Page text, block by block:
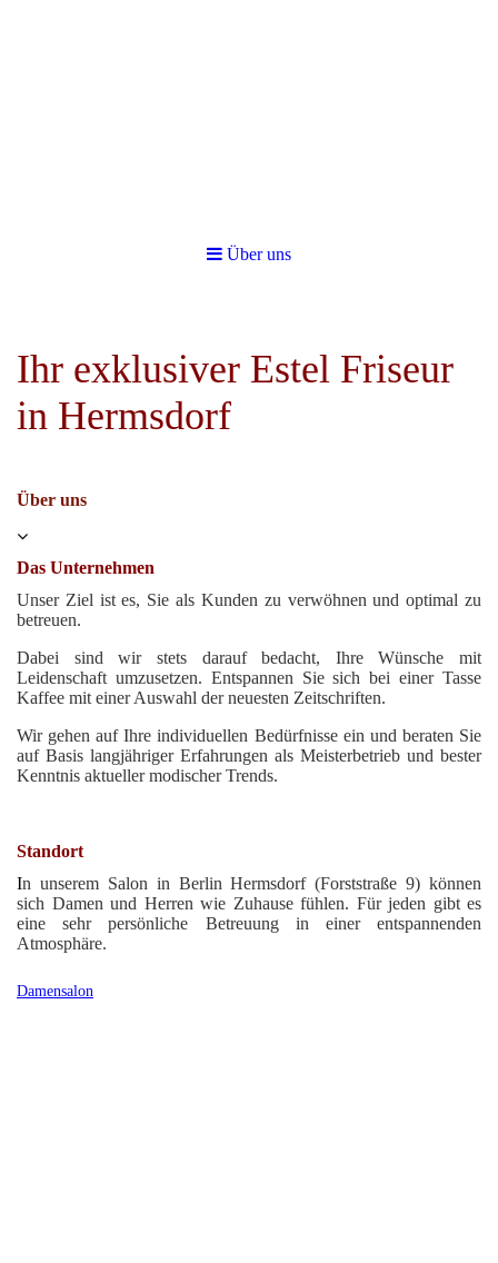
Über uns
Ihr exklusiver Estel Friseur
in Hermsdorf
Über uns
Das Unternehmen
Unser Ziel ist es, Sie als Kunden zu verwöhnen und optimal zu
betreuen.
Dabei sind wir stets darauf bedacht, Ihre Wünsche mit
Leidenschaft umzusetzen. Entspannen Sie sich bei einer Tasse
Kaffee mit einer Auswahl der neuesten Zeitschriften.
Wir gehen auf Ihre individuellen Bedürfnisse ein und beraten Sie
auf Basis langjähriger Erfahrungen als Meisterbetrieb und bester
Kenntnis aktueller modischer Trends.
Standort
In unserem Salon in Berlin Hermsdorf (Forststraße 9) können
sich Damen und Herren wie Zuhause fühlen. Für jeden gibt es
eine sehr persönliche Betreuung in einer entspannenden
Atmosphäre.
Damensalon